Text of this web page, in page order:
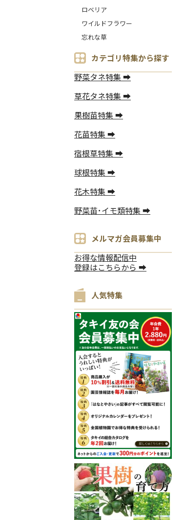
ロベリア
ワイルドフラワー
忘れな草
カテゴリ特集から探す
野菜タネ特集 ➡
草花タネ特集 ➡
果樹苗特集 ➡
花苗特集 ➡
宿根草特集 ➡
球根特集 ➡
花木特集 ➡
野菜苗･イモ類特集 ➡
メルマガ会員募集中
お得な情報配信中
登録はこちらから ➡
人気特集